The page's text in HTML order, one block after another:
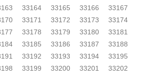
33164 33165 33166
33167
33171 33172 33173
33174
33178 33179 33180
33181
33185 33186 33187
33188
33192 33193 33194
33195
33199 33200 33201
33202